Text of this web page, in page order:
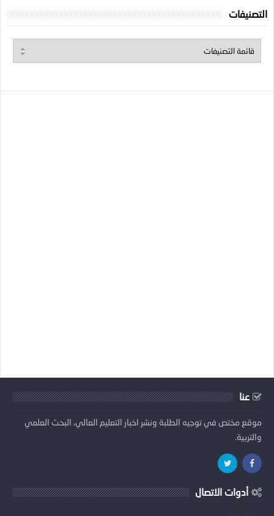
التصنيفات
عنا
موقع مختص في توجيه الطلبة ونشر اخبار التعليم العالي، البحث العلمي
والتربية.
أدوات الاتصال